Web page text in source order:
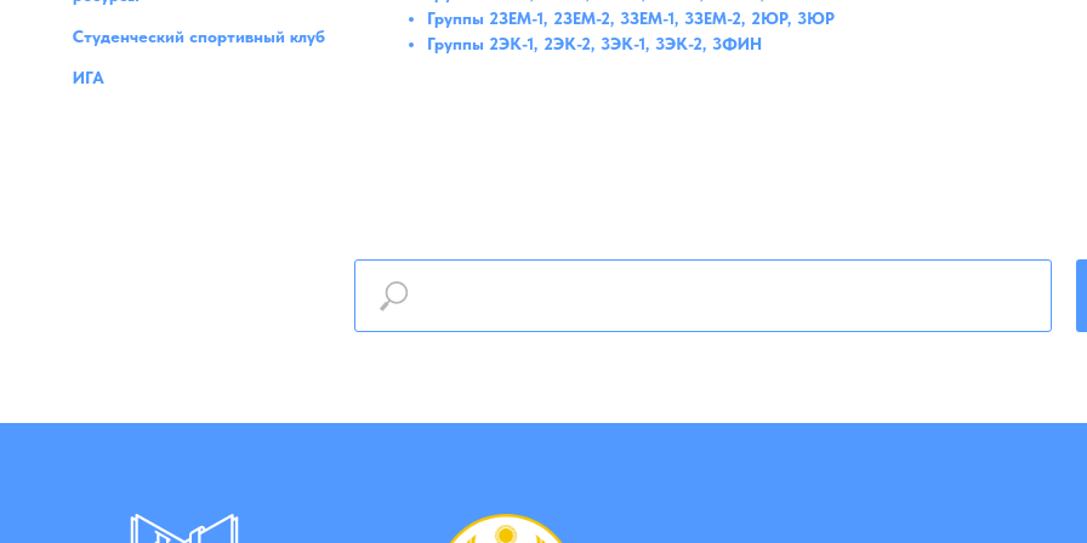
Группы 2ЗЕМ-1, 2ЗЕМ-2, 3ЗЕМ-1, 3ЗЕМ-2, 2ЮР, 3ЮР
Группы 2ЭК-1, 2ЭК-2, 3ЭК-1, 3ЭК-2, 3ФИН
Студенческий спортивный клуб
ИГА